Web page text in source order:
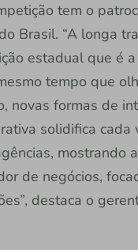
tem o
Brasil. “A longa
estadual que é
tempo que
novas formas de
solidifica
mostrando
de negócios,
destaca o